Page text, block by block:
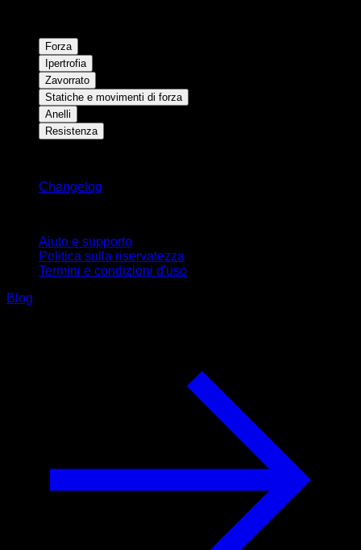
Forza
Ipertrofia
Zavorrato
Statiche e movimenti di forza
Anelli
Resistenza
Changelog
Aiuto e supporto
Politica sulla riservatezza
Termini e condizioni d'uso
Blog